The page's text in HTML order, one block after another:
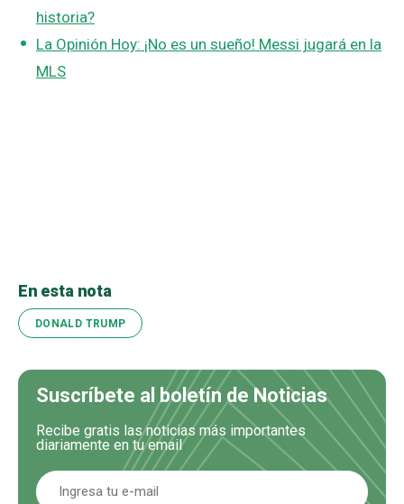
historia?
La Opinión Hoy: ¡No es un sueño! Messi jugará en la
MLS
En esta nota
DONALD TRUMP
Suscríbete al boletín de Noticias
Recibe gratis las noticias más importantes
diariamente en tu email